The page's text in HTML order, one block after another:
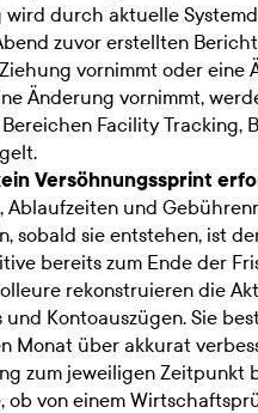
durch aktuelle
zuvor erstellten
vornimmt oder eine
Änderung vornimmt,
Facility Tracking,
Versöhnungssprint
Ablaufzeiten und
sobald sie entstehen, ist
bereits zum Ende der
rekonstruieren die
Kontoauszügen. Sie
Monat über akkurat
zum jeweiligen Zeitpunkt
von einem